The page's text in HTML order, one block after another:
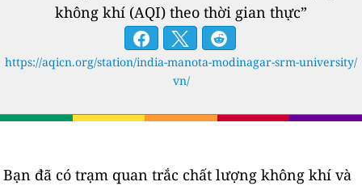
không khí (AQI) theo thời gian thực”
https://aqicn.org/station/india-manota-modinagar-srm-university/
vn/
Bạn đã có trạm quan trắc chất lượng không khí và